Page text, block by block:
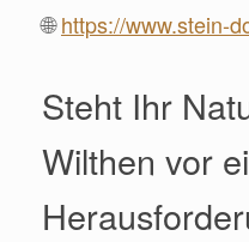
🌐https://www.stein-
Steht Ihr
Wilthen vor